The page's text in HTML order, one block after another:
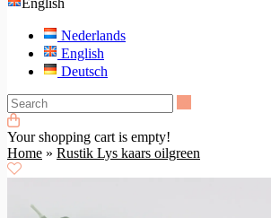
English
Nederlands
English
Deutsch
Your shopping cart is empty!
Home » Rustik Lys kaars oilgreen